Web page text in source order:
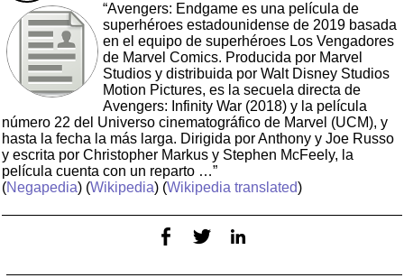
“Avengers: Endgame es una película de
superhéroes estadounidense de 2019 basada
en el equipo de superhéroes Los Vengadores
de Marvel Comics. Producida por Marvel
Studios y distribuida por Walt Disney Studios
Motion Pictures, es la secuela directa de
Avengers: Infinity War (2018) y la película
número 22 del Universo cinematográfico de Marvel (UCM), y
hasta la fecha la más larga. Dirigida por Anthony y Joe Russo
y escrita por Christopher Markus y Stephen McFeely, la
película cuenta con un reparto …”
(Negapedia) (Wikipedia) (Wikipedia translated)